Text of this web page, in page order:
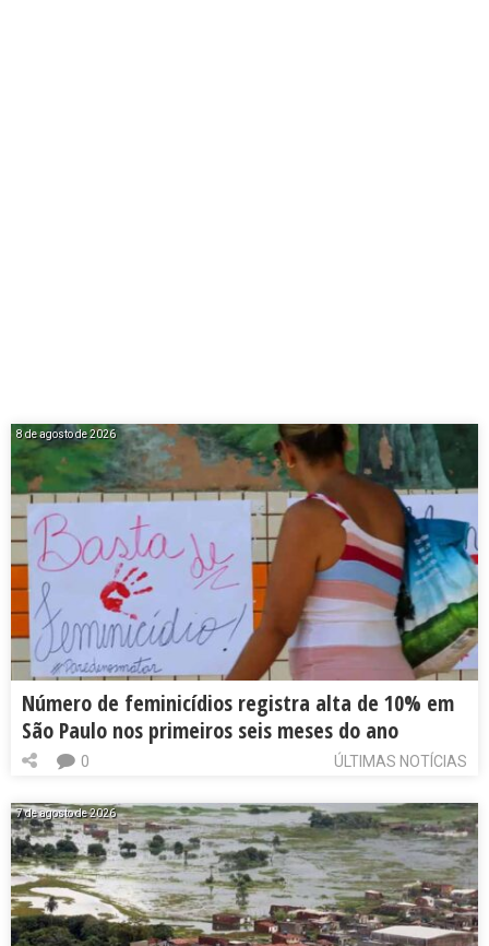
8 de agosto de 2026
Número de feminicídios registra alta de 10% em
São Paulo nos primeiros seis meses do ano
ÚLTIMAS NOTÍCIAS
0
7 de agosto de 2026